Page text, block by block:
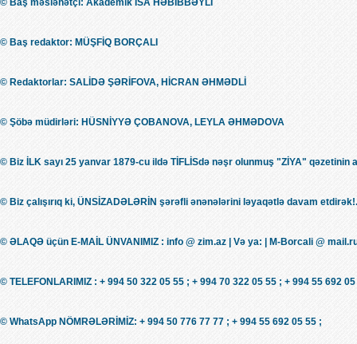
© Baş məsləhətçi: Akademik İSA HƏBİBBƏYLİ
© Baş redaktor: MÜŞFİQ BORÇALI
© Redaktorlar: SALİDƏ ŞƏRİFOVA, HİCRAN ƏHMƏDLİ
© Şöbə müdirləri: HÜSNİYYƏ ÇOBANOVA, LEYLA ƏHMƏDOVA
© Biz İLK sayı 25 yanvar 1879-cu ildə TİFLİSdə nəşr olunmuş "ZİYA" qəzetinin
© Biz çalışırıq ki, ÜNSİZADƏLƏRİN şərəfli ənənələrini ləyaqətlə davam
© ƏLAQƏ üçün E-MAİL ÜNVANIMIZ : info @ zim.az | Və ya: | M-Borcali @
© TELEFONLARIMIZ : + 994 50 322 05 55 ; + 994 70 322 05 55 ; + 994 55 692
© WhatsApp NÖMRƏLƏRİMİZ: + 994 50 776 77 77 ; + 994 55 692 05 55 ;